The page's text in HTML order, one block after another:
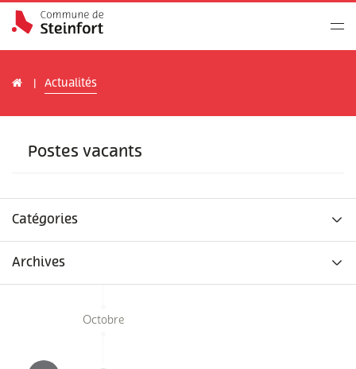
Actualités
Postes vacants
Catégories
Archives
Octobre